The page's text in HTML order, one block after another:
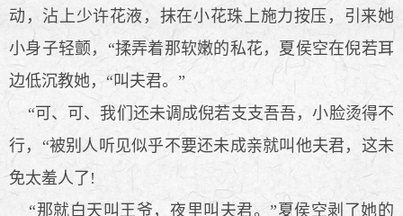
动，沾上少许花液，抹在小花珠上施力按压，引来她
小身子轻颤，“揉弄着那软嫩的私花，夏侯空在倪若耳
边低沉教她，“叫夫君。”
“可、可、我们还未调成倪若支支吾吾，小脸烫得不
行，“被别人听见似乎不要还未成亲就叫他夫君，这未
免太羞人了!
“那就白天叫王爷，夜里叫夫君。”夏侯空剥了她的